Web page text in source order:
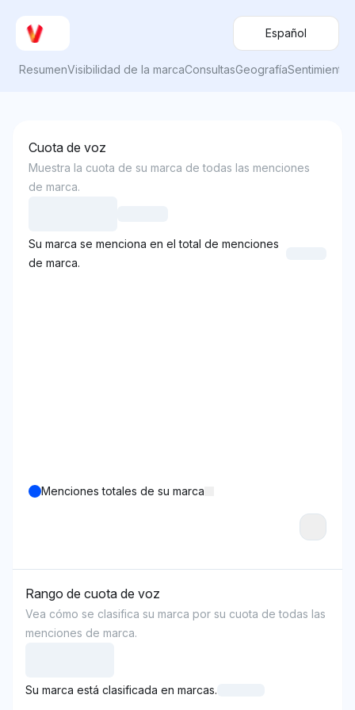
Español
ResumenVisibilidad de la marcaConsultasGeografíaSentimiento
Cuota de voz
Muestra la cuota de su marca de todas las menciones
de marca.
Su marca se menciona en el total de menciones
de marca.
Menciones totales de su marca
Rango de cuota de voz
Vea cómo se clasifica su marca por su cuota de todas las
menciones de marca.
Su marca está clasificada en marcas.